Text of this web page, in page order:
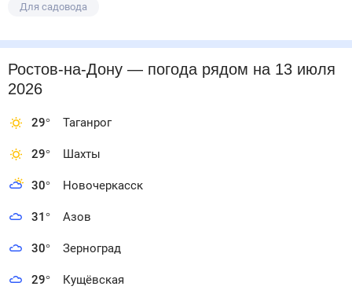
Для садовода
Ростов-на-Дону— погода рядомна 13 июля
2026
29° Таганрог
29° Шахты
30° Новочеркасск
31° Азов
30° Зерноград
29° Кущёвская